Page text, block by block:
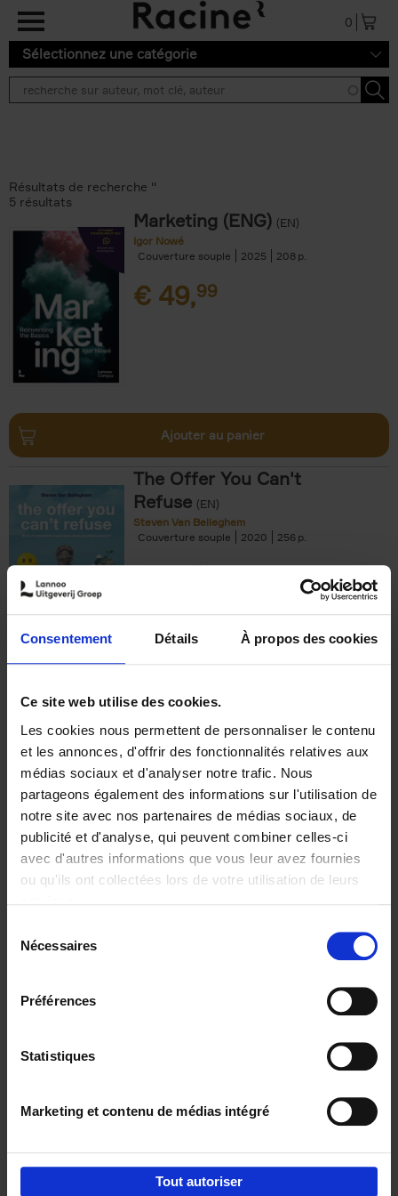
Consentement Détails À propos des cookies
Ce site web utilise des cookies.
Les cookies nous permettent de personnaliser le contenu
et les annonces, d'offrir des fonctionnalités relatives aux
médias sociaux et d'analyser notre trafic. Nous
partageons également des informations sur l'utilisation de
notre site avec nos partenaires de médias sociaux, de
publicité et d'analyse, qui peuvent combiner celles-ci
avec d'autres informations que vous leur avez fournies
ou qu'ils ont collectées lors de votre utilisation de leurs
Nécessaires
Préférences
Statistiques
Marketing et contenu de médias intégré
Tout autoriser
Aller au contenu principal
0
Sélectionnez une catégorie
Résultats de recherche ''
5 résultats
Marketing (ENG) (EN)
Igor Nowé
Couverture souple
2025 208
€ 49,99
Ajouter au panier
The Offer You Can't
Refuse (EN)
Steven Van Belleghem
Couverture souple
2020 256
€37,50
Building Bonds = Building
Business
Jochen Roef Jozefien De Feyter
Carolien Boom
Couverture souple
2025 200
€29,99
Digital marketing like a PRO -
completely revised edition (EN)